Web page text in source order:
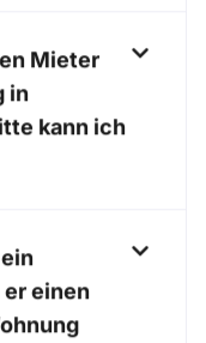
Mieter
in
kann ich
einen